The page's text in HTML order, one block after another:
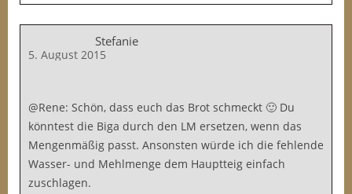
Stefanie
5. August 2015
@Rene: Schön, dass euch das Brot schmeckt 🙂 Du
könntest die Biga durch den LM ersetzen, wenn das
Mengenmäßig passt. Ansonsten würde ich die fehlende
Wasser- und Mehlmenge dem Hauptteig einfach
zuschlagen.